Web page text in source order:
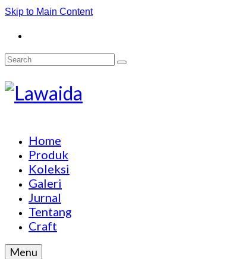
Skip to Main Content
Search
Home
Produk
Koleksi
Galeri
Jurnal
Tentang
Craft
Menu